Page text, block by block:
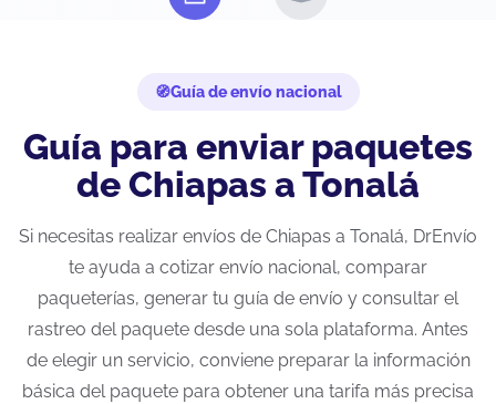
Guía de envío nacional
Guía para enviar paquetes
de Chiapas a Tonalá
Si necesitas realizar envíos de Chiapas a Tonalá, DrEnvío
te ayuda a cotizar envío nacional, comparar
paqueterías, generar tu guía de envío y consultar el
rastreo del paquete desde una sola plataforma. Antes
de elegir un servicio, conviene preparar la información
básica del paquete para obtener una tarifa más precisa